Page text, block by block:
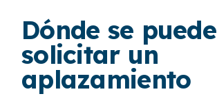
Dónde se puede
solicitar un
aplazamiento